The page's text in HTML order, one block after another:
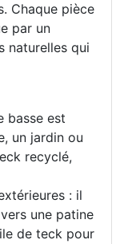
Chaque pièce
par un
naturelles qui
basse est
un jardin ou
recyclé,
: il
une patine
de teck pour